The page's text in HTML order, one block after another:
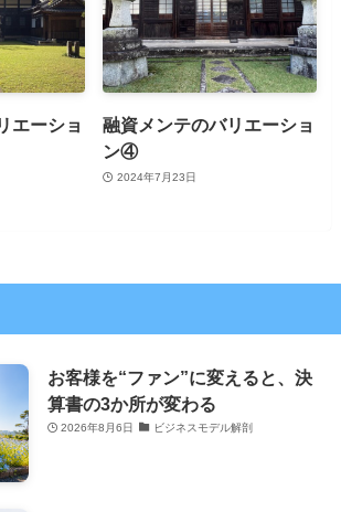
エーショ
融資メンテのバリエーショ
ン④
2024年7月23日
お客様を“ファン”に変えると、決
算書の3か所が変わる
2026年8月6日 ビジネスモデル解剖